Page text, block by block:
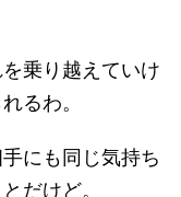
乗り越えていけ
るわ。
にも同じ気持ち
だけど。